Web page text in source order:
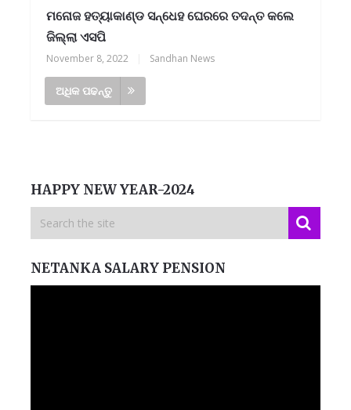
ମନୋଜ ହତ୍ୟାକାଣ୍ଡ ସନ୍ଧେହ ଘେରରେ ତଦନ୍ତ କଲେ
ଜିଲ୍ଲା ଏସପି
November 8, 2022 Sandhan News
ଅଧିକ ପଢନ୍ତୁ
HAPPY NEW YEAR-2024
NETANKA SALARY PENSION